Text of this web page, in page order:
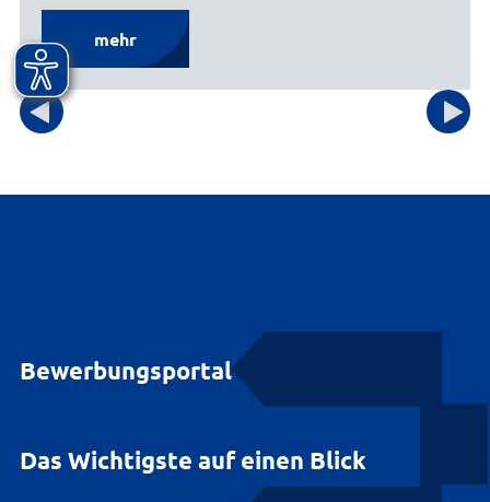
mehr
Bewerbungsportal
Das Wichtigste auf einen Blick